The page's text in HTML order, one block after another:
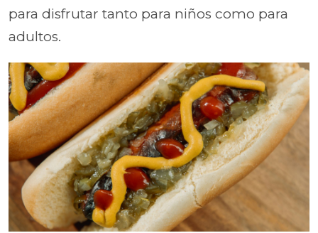
para disfrutar tanto para niños como para
adultos.